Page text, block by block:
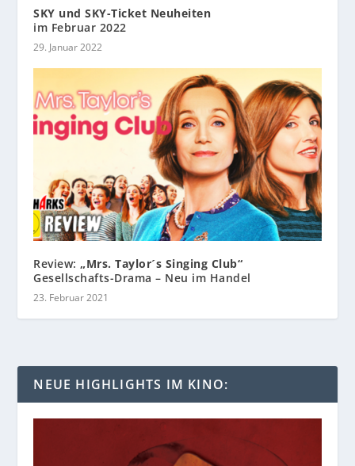
SKY und SKY-Ticket Neuheiten
im Februar 2022
29. Januar 2022
Review:„Mrs. Taylor´s Singing Club“
Gesellschafts-Drama – Neu im Handel
23. Februar 2021
NEUE HIGHLIGHTS IM KINO: